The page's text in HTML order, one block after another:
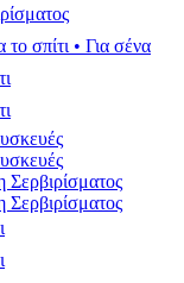
σπίτι • Για σένα